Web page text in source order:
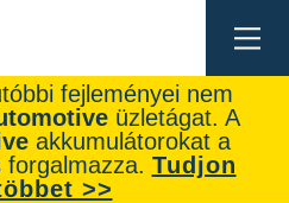
fejleményei nem
üzletágat. A
akkumulátorokat a
Tudjon
>>